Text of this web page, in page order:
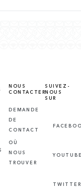
NOUS
CONTACTER
DEMANDE
DE
CONTACT
OÙ
NOUS
TROUVER
SUIVEZ-
NOUS
SUR
TWITTER